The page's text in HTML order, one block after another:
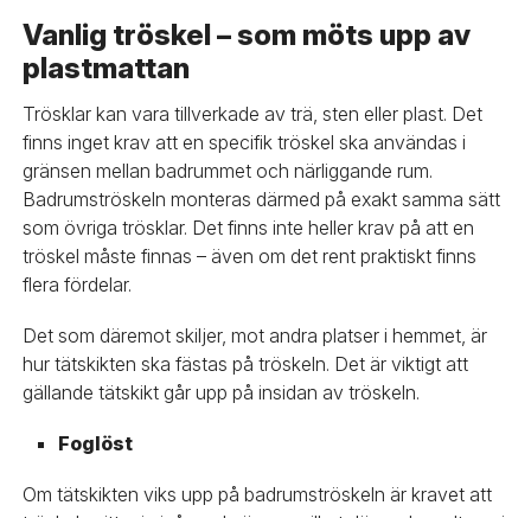
Vanlig tröskel – som möts upp av
plastmattan
Trösklar kan vara tillverkade av trä, sten eller plast. Det
finns inget krav att en specifik tröskel ska användas i
gränsen mellan badrummet och närliggande rum.
Badrumströskeln monteras därmed på exakt samma sätt
som övriga trösklar. Det finns inte heller krav på att en
tröskel måste finnas – även om det rent praktiskt finns
flera fördelar.
Det som däremot skiljer, mot andra platser i hemmet, är
hur tätskikten ska fästas på tröskeln. Det är viktigt att
gällande tätskikt går upp på insidan av tröskeln.
Foglöst
Om tätskikten viks upp på badrumströskeln är kravet att